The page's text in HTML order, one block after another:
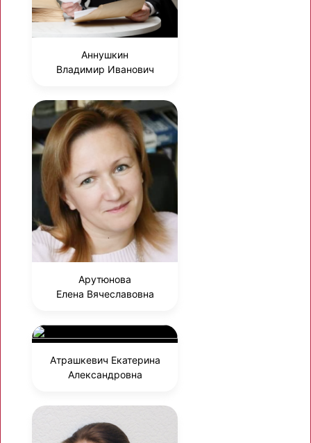
Аннушкин
Владимир Иванович
Арутюнова
Елена Вячеславовна
Атрашкевич Екатерина
Александровна